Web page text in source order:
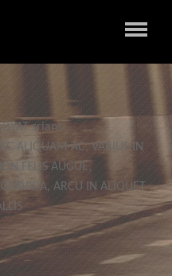
srians
ALIQUAM AC, VARIUS IN
FELIS AUGUE,
ARCU IN ALIQUET